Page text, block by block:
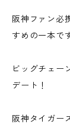
阪神ファン必
すめの一本で
ビッグチェー
デート！
阪神タイガー